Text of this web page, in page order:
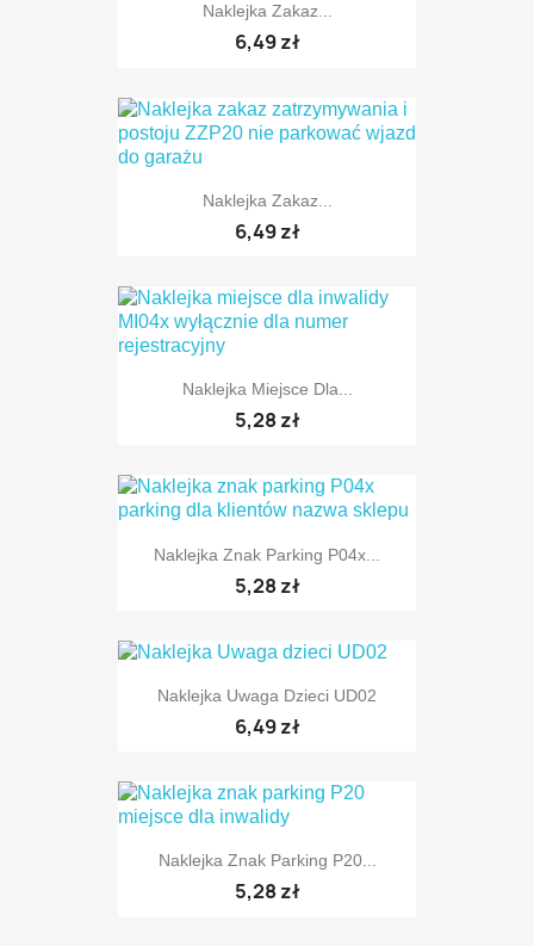
Naklejka Zakaz...
6,49 zł
Naklejka Zakaz...
6,49 zł
Naklejka Miejsce Dla...
5,28 zł
TYLKO ONLINE
Naklejka Znak Parking P04x...
5,28 zł
Naklejka Uwaga Dzieci UD02
6,49 zł
Naklejka Znak Parking P20...
5,28 zł